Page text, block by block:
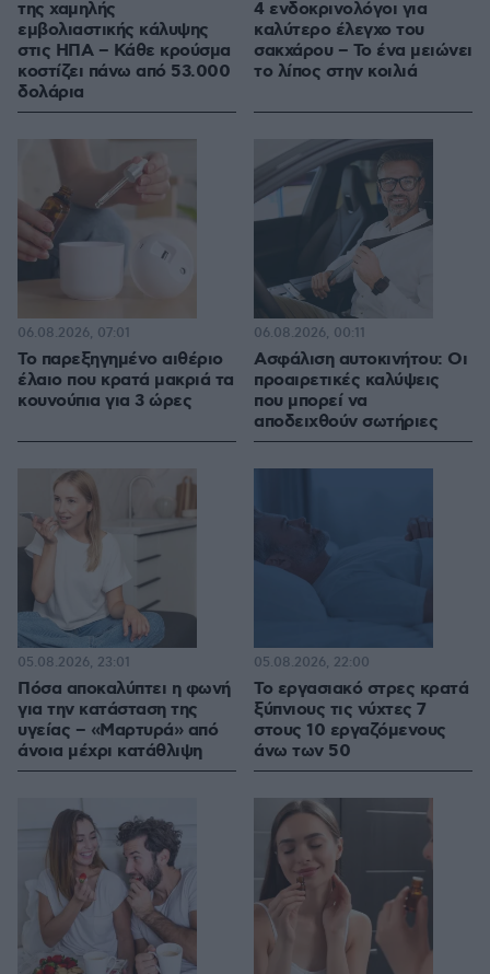
της χαμηλής
εμβολιαστικής κάλυψης
στις ΗΠΑ – Κάθε κρούσμα
κοστίζει πάνω από 53.000
δολάρια
4 ενδοκρινολόγοι για
καλύτερο έλεγχο του
σακχάρου – Το ένα μειώνει
το λίπος στην κοιλιά
Το παρεξηγημένο αιθέριο
έλαιο που κρατά μακριά τα
κουνούπια για 3 ώρες
06.08.2026, 07:01
Ασφάλιση αυτοκινήτου: Οι
προαιρετικές καλύψεις
που μπορεί να
αποδειχθούν σωτήριες
06.08.2026, 00:11
Πόσα αποκαλύπτει η φωνή
για την κατάσταση της
υγείας – «Μαρτυρά» από
άνοια μέχρι κατάθλιψη
05.08.2026, 23:01
Το εργασιακό στρες κρατά
ξύπνιους τις νύχτες 7
στους 10 εργαζόμενους
άνω των 50
05.08.2026, 22:00